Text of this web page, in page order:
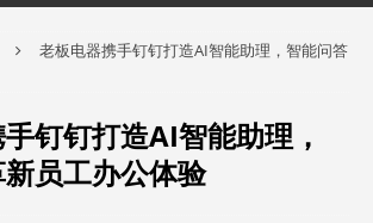
老板电器携手钉钉打造AI智能助理，智能问答
钉钉打造AI智能助理，
员工办公体验